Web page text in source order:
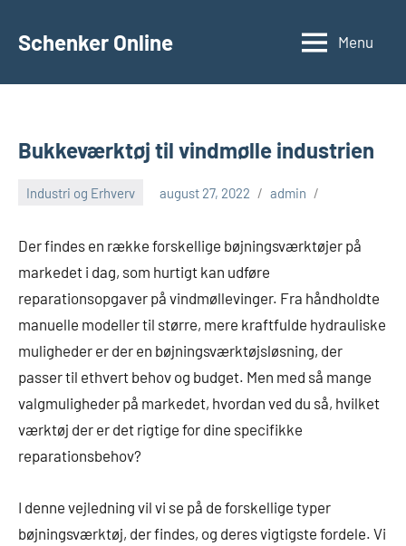
Schenker Online Menu
Bukkeværktøj til vindmølle industrien
Industri og Erhverv august 27, 2022 admin
Der findes en række forskellige bøjningsværktøjer på
markedet i dag, som hurtigt kan udføre
reparationsopgaver på vindmøllevinger. Fra håndholdte
manuelle modeller til større, mere kraftfulde hydrauliske
muligheder er der en bøjningsværktøjsløsning, der
passer til ethvert behov og budget. Men med så mange
valgmuligheder på markedet, hvordan ved du så, hvilket
værktøj der er det rigtige for dine specifikke
reparationsbehov?
I denne vejledning vil vi se på de forskellige typer
bøjningsværktøj, der findes, og deres vigtigste fordele. Vi